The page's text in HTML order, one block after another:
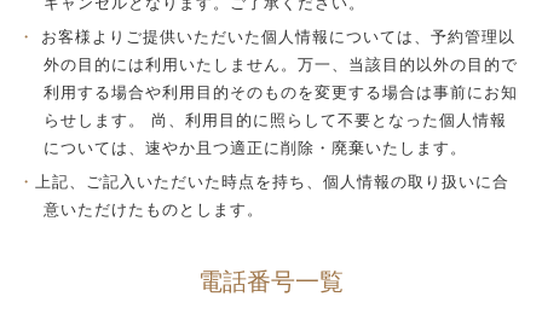
お客様よりご提供いただいた個人情報については、予約管理以
外の目的には利用いたしません。万一、当該目的以外の目的で
利用する場合や利用目的そのものを変更する場合は事前にお知
らせします。 尚、利用目的に照らして不要となった個人情報
については、速やか且つ適正に削除・廃棄いたします。
上記、ご記入いただいた時点を持ち、個人情報の取り扱いに合
意いただけたものとします。
電話番号一覧